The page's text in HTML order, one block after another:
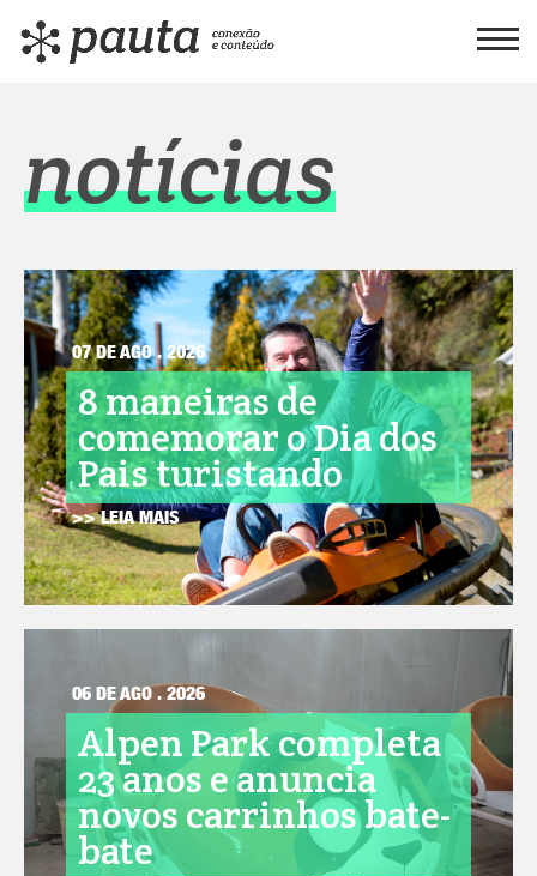
notícias
07 DE AGO . 2026
8 maneiras de
comemorar o Dia dos
Pais turistando
>> LEIA MAIS
06 DE AGO . 2026
Alpen Park completa
23 anos e anuncia
novos carrinhos bate-
bate